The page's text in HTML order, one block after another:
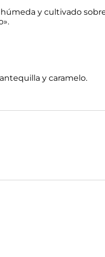
y cultivado
y caramelo.